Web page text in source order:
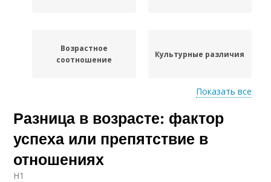
Возрастное
соотношение
Культурные различия
Различия между
мужчиной
Возрастной разрыв
Показать все
Разница в возрасте: фактор
успеха или препятствие в
отношениях
H1